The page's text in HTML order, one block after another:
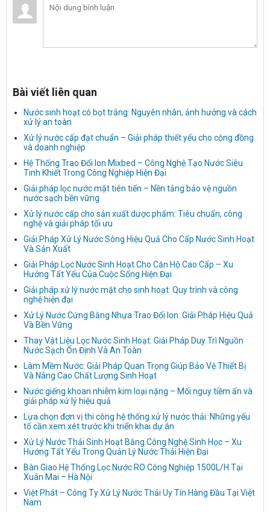
Bài viết liên quan
Nước sinh hoạt có bọt trắng: Nguyên nhân, ảnh hưởng và cách
xử lý an toàn
Xử lý nước cấp đạt chuẩn – Giải pháp thiết yếu cho cộng đồng
và doanh nghiệp
Hệ Thống Trao Đổi Ion Mixbed – Công Nghệ Tạo Nước Siêu
Tinh Khiết Trong Công Nghiệp Hiện Đại
Giải pháp lọc nước mặt tiên tiến – Nền tảng bảo vệ nguồn
nước sạch bền vững
Xử lý nước cấp cho sản xuất dược phẩm: Tiêu chuẩn, công
nghệ và giải pháp tối ưu
Giải Pháp Xử Lý Nước Sông Hiệu Quả Cho Cấp Nước Sinh Hoạt
Và Sản Xuất
Giải Pháp Lọc Nước Sinh Hoạt Cho Căn Hộ Cao Cấp – Xu
Hướng Tất Yếu Của Cuộc Sống Hiện Đại
Giải pháp xử lý nước mặt cho sinh hoạt: Quy trình và công
nghệ hiện đại
Xử Lý Nước Cứng Bằng Nhựa Trao Đổi Ion: Giải Pháp Hiệu Quả
Và Bền Vững
Thay Vật Liệu Lọc Nước Sinh Hoạt: Giải Pháp Duy Trì Nguồn
Nước Sạch Ổn Định Và An Toàn
Làm Mềm Nước: Giải Pháp Quan Trọng Giúp Bảo Vệ Thiết Bị
Và Nâng Cao Chất Lượng Sinh Hoạt
Nước giếng khoan nhiễm kim loại nặng – Mối nguy tiềm ẩn và
giải pháp xử lý hiệu quả
Lựa chọn đơn vị thi công hệ thống xử lý nước thải: Những yếu
tố cần xem xét trước khi triển khai dự án
Xử Lý Nước Thải Sinh Hoạt Bằng Công Nghệ Sinh Học – Xu
Hướng Tất Yếu Trong Quản Lý Nước Thải Hiện Đại
Bàn Giao Hệ Thống Lọc Nước RO Công Nghiệp 1500L/H Tại
Xuân Mai – Hà Nội
Việt Phát – Công Ty Xử Lý Nước Thải Uy Tín Hàng Đầu Tại Việt
Nam